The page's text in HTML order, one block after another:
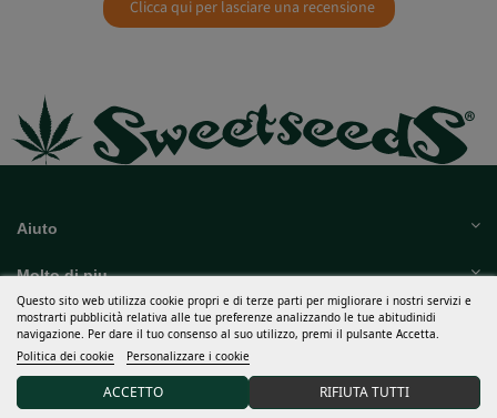
Clicca qui per lasciare una recensione
Molto di piu
Il mio conto
Termini e condizioni
Questo sito web utilizza cookie propri e di terze parti per migliorare i nostri servizi e
mostrarti pubblicità relativa alle tue preferenze analizzando le tue abitudinidi
navigazione. Per dare il tuo consenso al suo utilizzo, premi il pulsante Accetta.
Politica dei cookie
Personalizzare i cookie
RIFIUTA TUTTI
ACCETTO